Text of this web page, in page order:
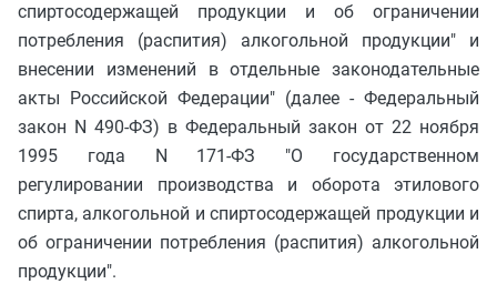
спиртосодержащей продукции и об ограничении
потребления (распития) алкогольной продукции" и
внесении изменений в отдельные законодательные
акты Российской Федерации" (далее - Федеральный
закон N 490-ФЗ) в Федеральный закон от 22 ноября
1995 года N 171-ФЗ "О государственном
регулировании производства и оборота этилового
спирта, алкогольной и спиртосодержащей продукции и
об ограничении потребления (распития) алкогольной
продукции".